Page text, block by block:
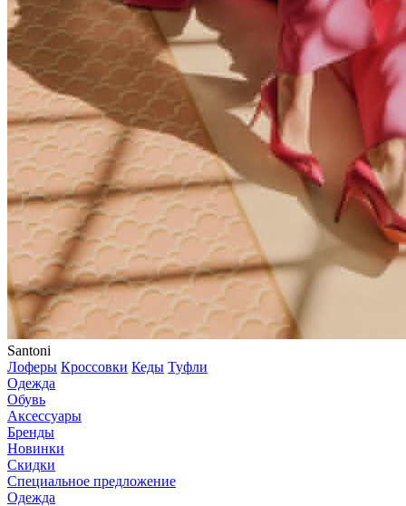
Santoni
Лоферы Кроссовки Кеды Туфли
Одежда
Обувь
Аксессуары
Бренды
Новинки
Скидки
Специальное предложение
Одежда